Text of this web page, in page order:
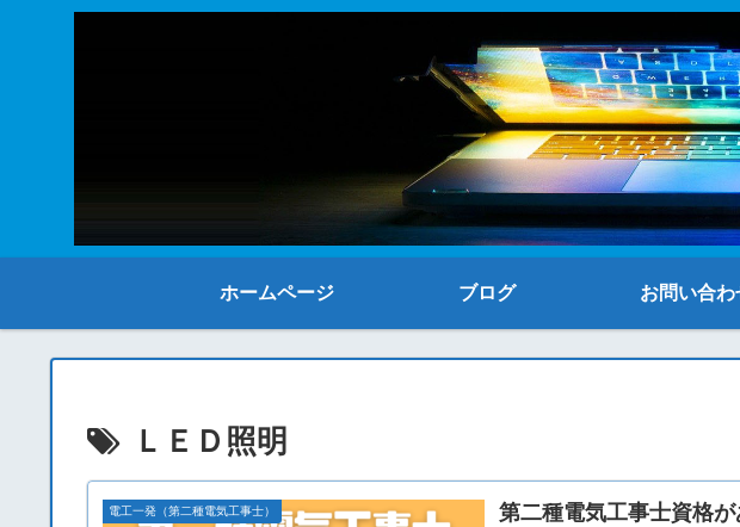
ホームページ ブログ お問い合わ
ＬＥＤ照明
電工一発（第二種電気工事士） 第二種電気工事士資格